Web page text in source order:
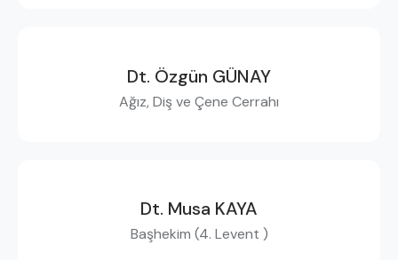
Dt. Özgün GÜNAY
Ağız, Diş ve Çene Cerrahı
Dt. Musa KAYA
Başhekim (4. Levent )